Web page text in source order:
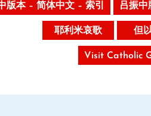
版本 – 简体中文 – 索引 吕振中
耶利米哀歌 但
Visit Catholic